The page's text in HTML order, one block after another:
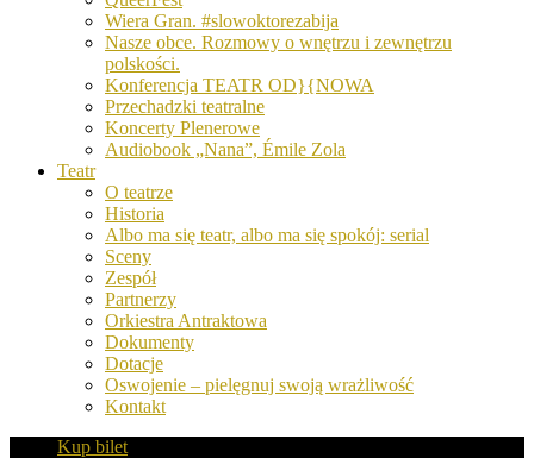
Wiera Gran. #slowoktorezabija
Nasze obce. Rozmowy o wnętrzu i zewnętrzu
polskości.
Konferencja TEATR OD}{NOWA
Przechadzki teatralne
Koncerty Plenerowe
Audiobook „Nana”, Émile Zola
Teatr
O teatrze
Historia
Albo ma się teatr, albo ma się spokój: serial
Sceny
Zespół
Partnerzy
Orkiestra Antraktowa
Dokumenty
Dotacje
Oswojenie – pielęgnuj swoją wrażliwość
Kontakt
Kup bilet